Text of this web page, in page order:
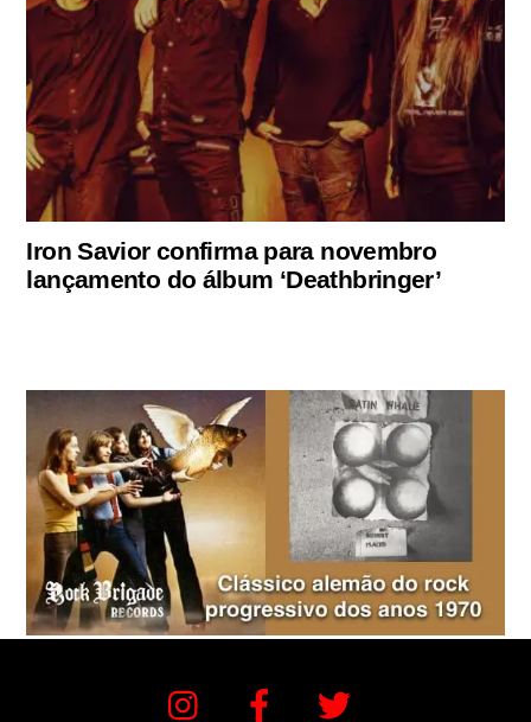
Iron Savior confirma para novembro
lançamento do álbum ‘Deathbringer’
Instagram Facebook